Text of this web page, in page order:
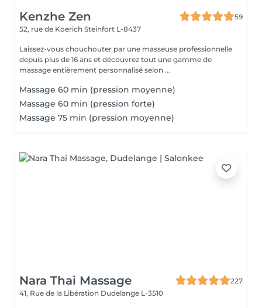
Kenzhe Zen
59
52, rue de Koerich Steinfort L-8437
Laissez-vous chouchouter par une masseuse professionnelle
depuis plus de 16 ans et découvrez tout une gamme de
massage entièrement personnalisé selon ...
Massage 60 min (pression moyenne)
Massage 60 min (pression forte)
Massage 75 min (pression moyenne)
Nara Thai Massage
227
41, Rue de la Libération Dudelange L-3510